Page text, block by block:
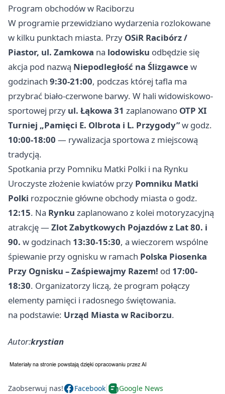
Program obchodów w Raciborzu
W programie przewidziano wydarzenia rozlokowane
w kilku punktach miasta. Przy OSiR Racibórz /
Piastor, ul. Zamkowa na lodowisku odbędzie się
akcja pod nazwą Niepodległość na Ślizgawcew
godzinach 9:30-21:00, podczas której tafla ma
przybrać biało-czerwone barwy. W hali widowiskowo-
sportowej przy ul. Łąkowa 31 zaplanowano OTP XI
Turniej „Pamięci E. Olbrota i L. Przygody”w godz.
10:00-18:00 — rywalizacja sportowa z miejscową
tradycją.
Spotkania przy Pomniku Matki Polki i na Rynku
Uroczyste złożenie kwiatów przy Pomniku Matki
Polki rozpocznie główne obchody miasta o godz.
12:15. Na Rynku zaplanowano z kolei motoryzacyjną
atrakcję — Zlot Zabytkowych Pojazdów z Lat 80. i
90. w godzinach 13:30-15:30, a wieczorem wspólne
śpiewanie przy ognisku w ramach Polska Piosenka
Przy Ognisku – Zaśpiewajmy Razem! od 17:00-
18:30. Organizatorzy liczą, że program połączy
elementy pamięci i radosnego świętowania.
na podstawie: Urząd Miasta w Raciborzu.
Autor:krystian
Zaobserwuj nas! Facebook Google News